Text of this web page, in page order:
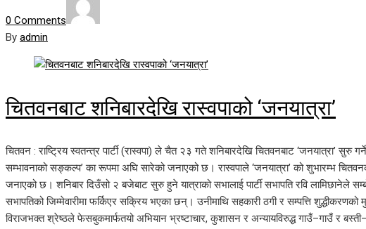
0 Comments
By admin
चितवनबाट शनिबारदेखि रास्वपाको ‘जनयात्रा’
चितवन : राष्ट्रिय स्वतन्त्र पार्टी (रास्वपा) ले चैत २३ गते शनिबारदेखि चितवनबाट ‘जनयात्रा’ सुरु
सम्भावनाको सङ्कल्प’ का रूपमा अघि सारेको जनाएको छ। रास्वपाले ‘जनयात्रा’ को शुभारम्भ
जनाएको छ। शनिबार दिउँसो २ बजेबाट सुरु हुने यात्राको सभालाई पार्टी सभापति रवि लामिछानेले
सभापतिको जिम्मेवारीमा फर्किएर सक्रिय भएका छन्। उनीमाथि सहकारी ठगी र सम्पत्ति
विराजभक्त श्रेष्ठले फेसबुकमार्फतयो अभियान भ्रष्टाचार, कुशासन र अन्यायविरुद्ध गाउँ–गाउँ र